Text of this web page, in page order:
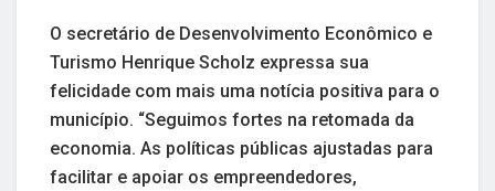
O secretário de Desenvolvimento Econômico e
Turismo Henrique Scholz expressa sua
felicidade com mais uma notícia positiva para o
município. “Seguimos fortes na retomada da
economia. As políticas públicas ajustadas para
facilitar e apoiar os empreendedores,